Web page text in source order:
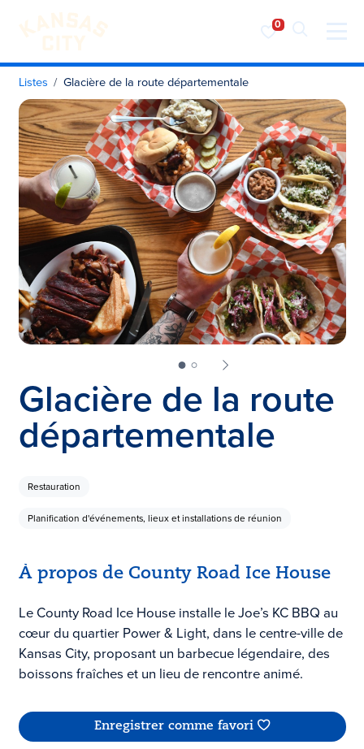
Visiter KC
Skip to content
Listes Glacière de la route départementale
Glacière de la route
départementale
Restauration
Planification d'événements, lieux et installations de réunion
À propos de County Road Ice House
Le County Road Ice House installe le Joe’s KC BBQ au
cœur du quartier Power & Light, dans le centre-ville de
Kansas City, proposant un barbecue légendaire, des
boissons fraîches et un lieu de rencontre animé.
Enregistrer comme favori